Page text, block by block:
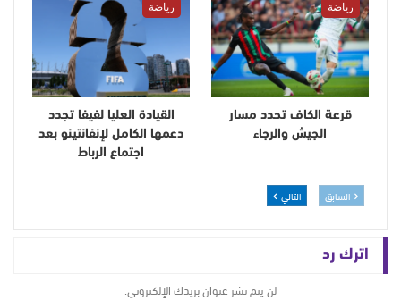
رياضة
قرعة الكاف تحدد مسار
الجيش والرجاء
رياضة
القيادة العليا لفيفا تجدد
دعمها الكامل لإنفانتينو بعد
اجتماع الرباط
السابق التالي
اترك رد
لن يتم نشر عنوان بريدك الإلكتروني.